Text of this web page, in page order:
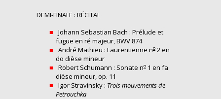
DEMI-FINALE : RÉCITAL
Johann Sebastian Bach : Prélude et
fugue en ré majeur, BWV 874
André Mathieu : Laurentienne no2 en
do dièse mineur
Robert Schumann : Sonate no1 en fa
dièse mineur, op. 11
Igor Stravinsky : Trois mouvements de
Petrouchka